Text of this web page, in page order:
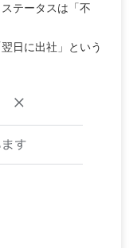
テータスは「不
日に出社」という